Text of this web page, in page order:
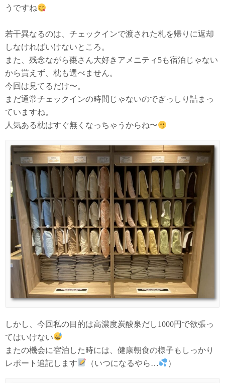
うですね
若干異なるのは、チェックインで渡された札を帰りに返却
しなければいけないところ。
また、残念ながら棗さん大好きアメニティ5も宿泊じゃない
から貰えず、枕も選べません。
今回は見てるだけ〜。
まだ通常チェックインの時間じゃないのでぎっしり詰まっ
ていますね。
人気ある枕はすぐ無くなっちゃうからね〜
しかし、今回私の目的は高濃度炭酸泉だし1000円で欲張っ
てはいけない
またの機会に宿泊した時には、健康朝食の様子もしっかり
レポート追記します
（いつになるやら… ）